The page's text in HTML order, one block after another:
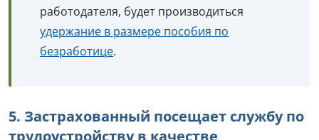
работодателя, будет производиться
удержание в размере пособия по
безработице.
5. Застрахованный посещает службу по
трудоустройству в качестве